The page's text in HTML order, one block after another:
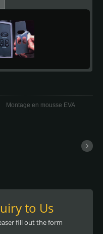
Montage en mousse EVA